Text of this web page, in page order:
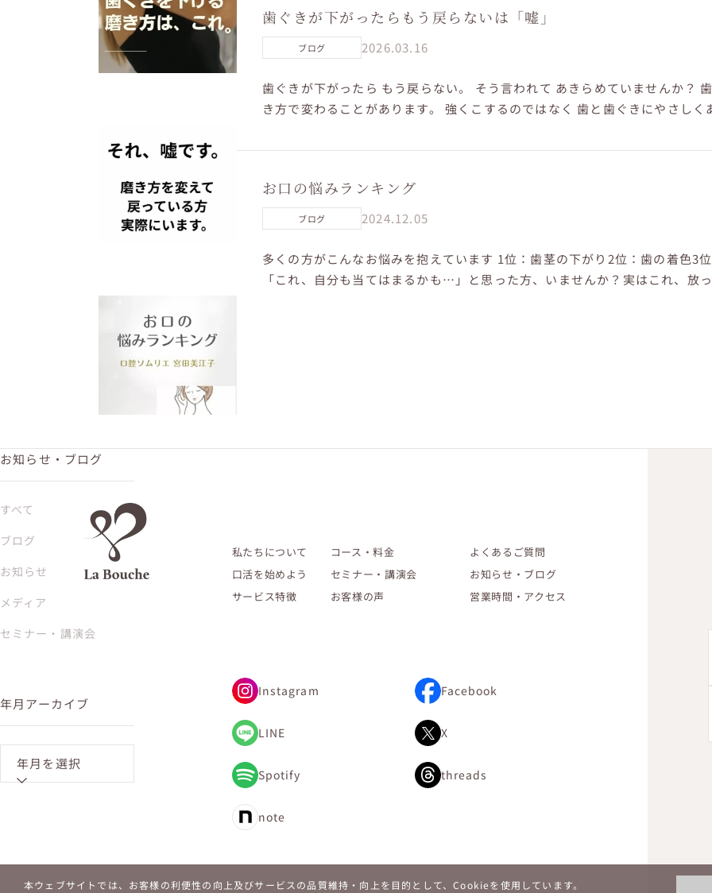
歯ぐきが下がったらもう戻らないは「嘘」
ブログ 2026.03.16
歯ぐきが下がったら もう戻らない。 そう言われて あきらめていませんか？
き方で変わることがあります。 強くこするのではなく 歯と歯ぐきにやさしく
お口の悩みランキング
ブログ 2024.12.05
多くの方がこんなお悩みを抱えています 1位：歯茎の下がり2位：歯の着色3
「これ、自分も当てはまるかも…」と思った方、いませんか？実はこれ、放
お知らせ・ブログ
すべて
ブログ
お知らせ
メディア
セミナー・講演会
年月アーカイブ
年月を選択
私たちについて
口活を始めよう
サービス特徴
コース・料金
セミナー・講演会
お客様の声
営業時間・アクセス
お知らせ・ブログ
よくあるご質問
Instagram Facebook
LINE X
Spotify threads
note
本ウェブサイトでは、お客様の利便性の向上及びサービスの品質維持・向上を目的として、Cookieを使用しています。